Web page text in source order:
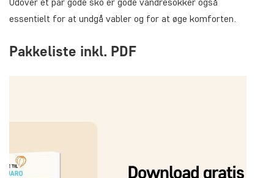
essentielt for at undgå vabler og for at øge komforten.
Pakkeliste inkl. PDF